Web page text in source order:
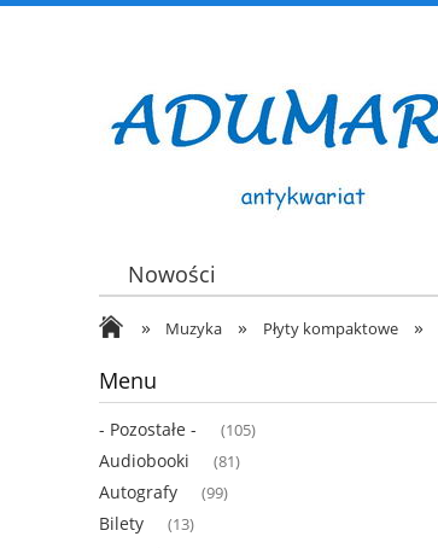
Nowości
» Muzyka » Płyty kompaktowe »
Menu
- Pozostałe - (105)
Audiobooki (81)
Autografy (99)
Bilety (13)